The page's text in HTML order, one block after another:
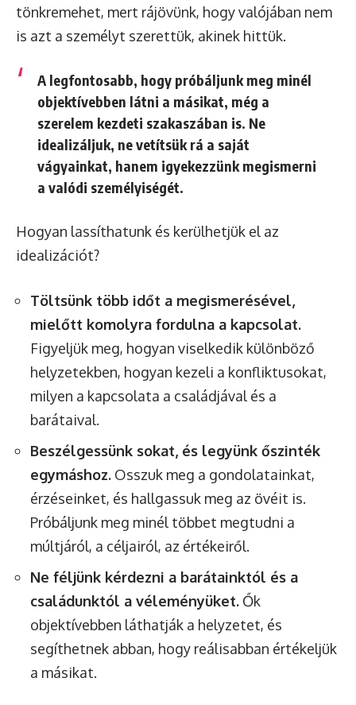
tönkremehet, mert rájövünk, hogy valójában nem
is azt a személyt szerettük, akinek hittük.
A legfontosabb, hogy próbáljunk meg minél
objektívebben látni a másikat, még a
szerelem kezdeti szakaszában is. Ne
idealizáljuk, ne vetítsük rá a saját
vágyainkat, hanem igyekezzünk megismerni
a valódi személyiségét.
Hogyan lassíthatunk és kerülhetjük el az
idealizációt?
Töltsünk több időt a megismerésével,
mielőtt komolyra fordulna a kapcsolat.
Figyeljük meg, hogyan viselkedik különböző
helyzetekben, hogyan kezeli a konfliktusokat,
milyen a kapcsolata a családjával és a
barátaival.
Beszélgessünk sokat, és legyünk őszinték
egymáshoz. Osszuk meg a gondolatainkat,
érzéseinket, és hallgassuk meg az övéit is.
Próbáljunk meg minél többet megtudni a
múltjáról, a céljairól, az értékeiről.
Ne féljünk kérdezni a barátainktól és a
családunktól a véleményüket. Ők
objektívebben láthatják a helyzetet, és
segíthetnek abban, hogy reálisabban értékeljük
a másikat.